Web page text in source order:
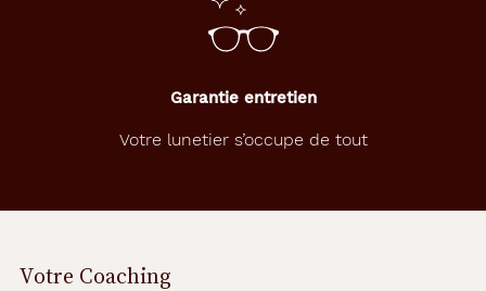
Garantie entretien
Votre lunetier s’occupe de tout
Votre Coaching